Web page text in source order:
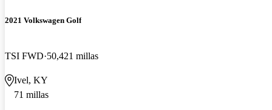
2021 Volkswagen Golf
TSI FWD 50,421 millas
Ivel, KY
71 millas